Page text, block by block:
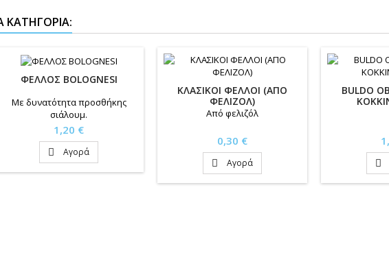
ΚΑΤΗΓΟΡΊΑ:
ΦΕΛΛΟΣ BOLOGNESI
Με δυνατότητα προσθήκης
σιάλουμ.
Τιμή
1,20 €
 Αγορά
KΛAΣIKOI ΦEΛΛOI (ΑΠΟ
ΦΕΛΙΖΟΛ)
Από φελιζόλ
Τιμή
0,30 €
 Αγορά
BULDO
